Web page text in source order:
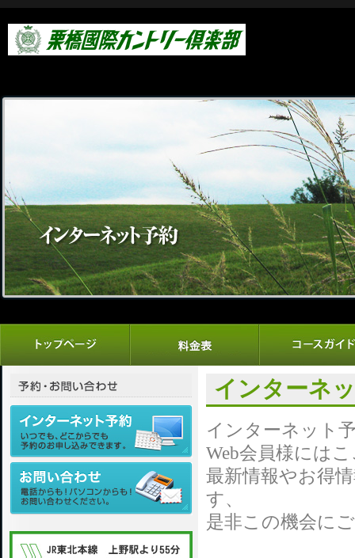
インターネ
インターネット
Web会員様には
最新情報やお得
す、
是非この機会に